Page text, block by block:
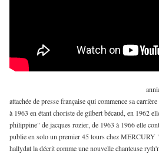
attachée de presse française qui commence sa
à 1963 en étant choriste de gilbert bécaud, en 1962
philippine" de jacques rozier, de 1963 à 1966 elle
publie en solo un premier 45 tours chez MERCURY
hallydat la décrit comme une nouvelle chanteuse